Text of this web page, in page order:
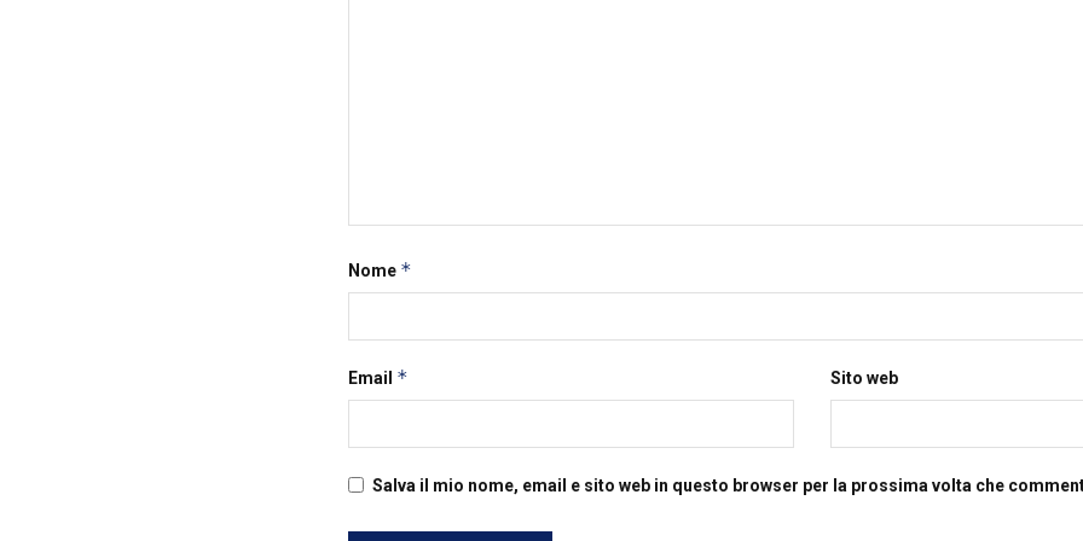
Nome *
Email * Sito web
Salva il mio nome, email e sito web in questo browser per la prossima volta che